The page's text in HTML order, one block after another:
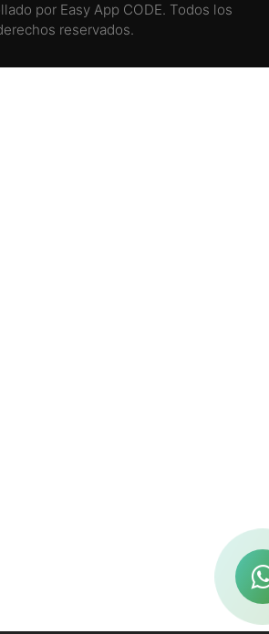
por Easy App CODE. Todos los
reservados.